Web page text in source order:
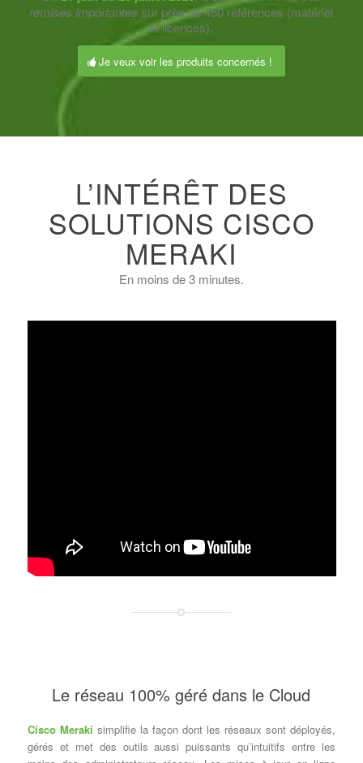
remises importantes sur près de 450 références (matériel
et licences).
Je veux voir les produits concernés !
L’INTÉRÊT DES
SOLUTIONS CISCO
MERAKI
En moins de 3 minutes.
Le réseau 100% géré dans le Cloud
Cisco Meraki simplifie la façon dont les réseaux sont déployés,
gérés et met des outils aussi puissants qu’intuitifs entre les